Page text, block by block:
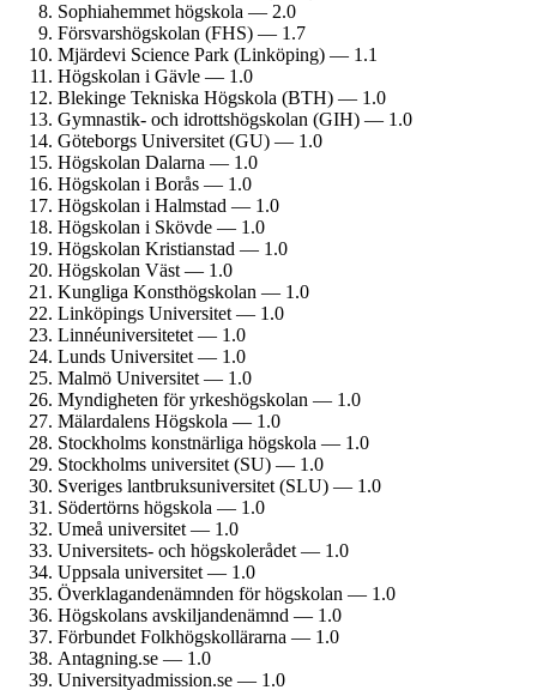
Sophiahemmet högskola — 2.0
Försvars­högskolan (FHS) — 1.7
Mjärdevi Science Park (Linköping) — 1.1
Högskolan i Gävle — 1.0
Blekinge Tekniska Högskola (BTH) — 1.0
Gymnastik- och idrotts­högskolan (GIH) — 1.0
Göteborgs Universitet (GU) — 1.0
Högskolan Dalarna — 1.0
Högskolan i Borås — 1.0
Högskolan i Halmstad — 1.0
Högskolan i Skövde — 1.0
Högskolan Kristianstad — 1.0
Högskolan Väst — 1.0
Kungliga Konst­högskolan — 1.0
Linköpings Universitet — 1.0
Linné­universitetet — 1.0
Lunds Universitet — 1.0
Malmö Universitet — 1.0
Myndigheten för yrkes­högskolan — 1.0
Mälardalens Högskola — 1.0
Stockholms konstnärliga högskola — 1.0
Stockholms universitet (SU) — 1.0
Sveriges lantbruks­universitet (SLU) — 1.0
Södertörns högskola — 1.0
Umeå universitet — 1.0
Universitets- och högskolerådet — 1.0
Uppsala universitet — 1.0
Överklagande­nämnden för högskolan — 1.0
Högskolans avskiljande­nämnd — 1.0
Förbundet Folkhögskol­lärarna — 1.0
Antagning.se — 1.0
University­admission.se — 1.0